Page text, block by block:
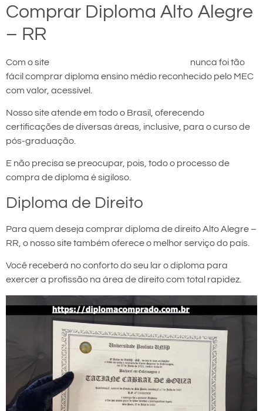
Comprar Diploma Alto Alegre
– RR
Com o site
nunca foi tão
fácil comprar diploma ensino médio reconhecido pelo MEC
com valor, acessível.
Nosso site atende em todo o Brasil, oferecendo
certificações de diversas áreas, inclusive, para o curso de
pós-graduação.
E não precisa se preocupar, pois, todo o processo de
compra de diploma é sigiloso.
Diploma de Direito
Para quem deseja comprar diploma de direito Alto Alegre –
RR, o nosso site também oferece o melhor serviço do país.
Você receberá no conforto do seu lar o diploma para
exercer a profissão na área de direito com total rapidez.